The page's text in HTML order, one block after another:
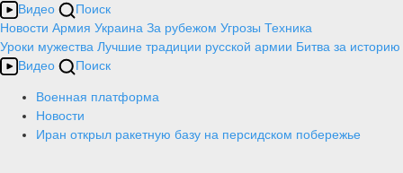
Видео
Поиск
Новости Армия Украина За рубежом Угрозы Техника
Уроки мужества Лучшие традиции русской армии Битва за историю
Видео
Поиск
Военная платформа
Новости
Иран открыл ракетную базу на персидском побережье